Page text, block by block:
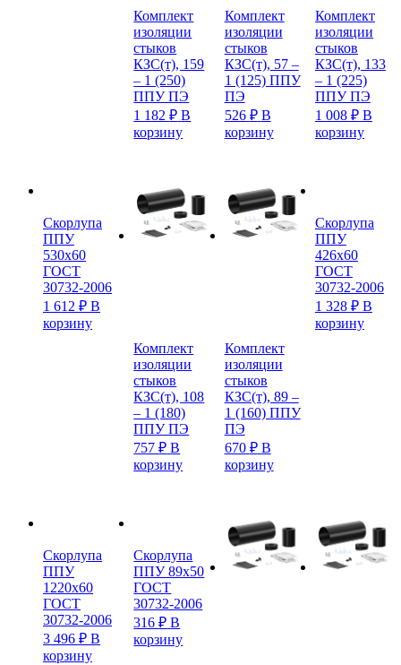
Комплект
изоляции
стыков
КЗС(т), 159
– 1 (250)
ППУ ПЭ
1 182₽ В
корзину
Комплект
изоляции
стыков
КЗС(т), 57 –
1 (125) ППУ
ПЭ
526 ₽ В
корзину
Комплект
изоляции
стыков
КЗС(т), 133
– 1 (225)
ППУ ПЭ
1 008 ₽ В
корзину
Скорлупа
ППУ
530х60
ГОСТ
30732-2006
1 612 ₽ В
корзину
Комплект
изоляции
стыков
КЗС(т), 108
– 1 (180)
ППУ ПЭ
757₽ В
корзину
Комплект
изоляции
стыков
КЗС(т), 89 –
1 (160) ППУ
ПЭ
670 ₽ В
корзину
Скорлупа
ППУ
426х60
ГОСТ
30732-2006
1 328 ₽ В
корзину
Скорлупа
ППУ
1220х60
ГОСТ
30732-2006
3 496 ₽ В
корзину
Скорлупа
ППУ 89х50
ГОСТ
30732-2006
316₽ В
корзину